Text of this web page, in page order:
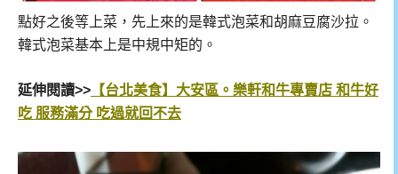
點好之後等上菜，先上來的是韓式泡菜和胡麻豆腐沙拉。
韓式泡菜基本上是中規中矩的。
延伸閱讀>> 【台北美食】大安區。樂軒和牛專賣店 和牛好
吃 服務滿分 吃過就回不去